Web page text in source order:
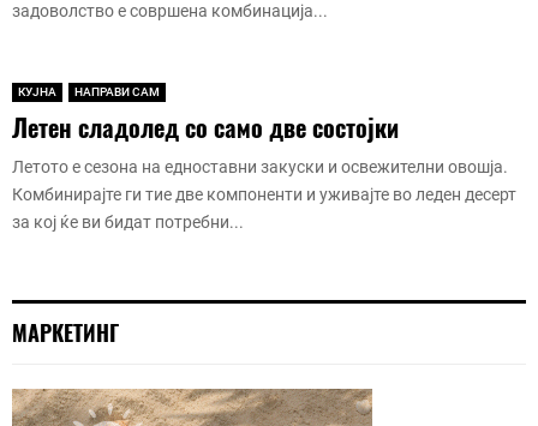
задоволство е совршена комбинација...
КУЈНА НАПРАВИ САМ
Летен сладолед со само две состојки
Летото е сезона на едноставни закуски и освежителни овошја.
Комбинирајте ги тие две компоненти и уживајте во леден десерт
за кој ќе ви бидат потребни...
МАРКЕТИНГ